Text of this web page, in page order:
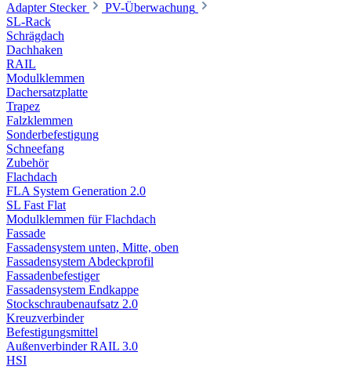
Adapter Stecker
PV-Überwachung
SL-Rack
Schrägdach
Dachhaken
RAIL
Modulklemmen
Dachersatzplatte
Trapez
Falzklemmen
Sonderbefestigung
Schneefang
Zubehör
Flachdach
FLA System Generation 2.0
SL Fast Flat
Modulklemmen für Flachdach
Fassade
Fassadensystem unten, Mitte, oben
Fassadensystem Abdeckprofil
Fassadenbefestiger
Fassadensystem Endkappe
Stockschrauben­aufsatz 2.0
Kreuzverbinder
Befestigungsmittel
Außenverbinder RAIL 3.0
HSI